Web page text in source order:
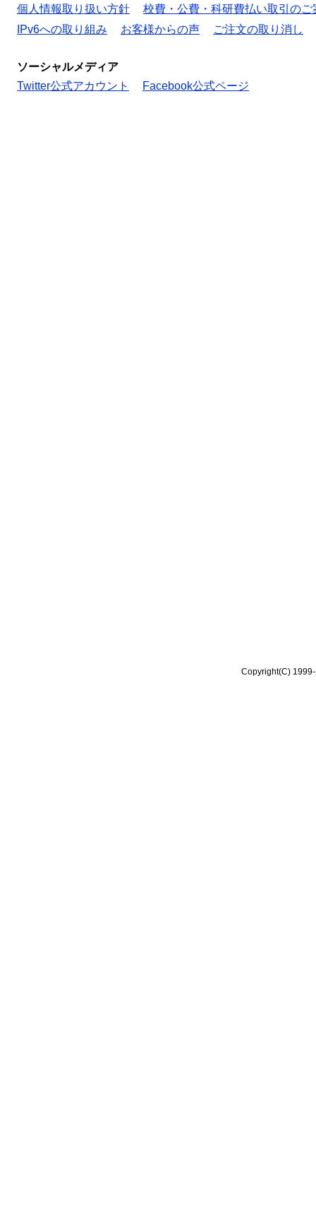
個人情報取り扱い方針
校費・公費・科研費払い取引のご
IPv6への取り組み
お客様からの声 ご注文の取り消し
ソーシャルメディア
Twitter公式アカウント
Facebook公式ページ
Copyright(C)